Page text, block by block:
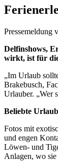
Pressemeldung
Delfinshows,
wirkt, ist für
„Im Urlaub
Brakebusch,
Urlauber. „Wer
Beliebte
Fotos mit
und engen
Löwen- und
Anlagen, wo sie